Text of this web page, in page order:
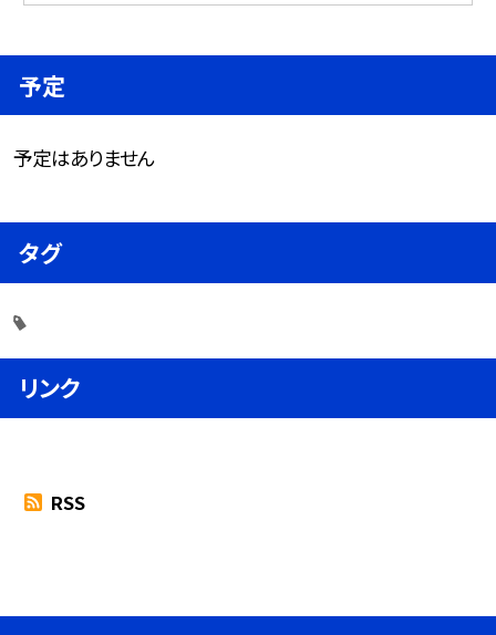
予定
予定はありません
タグ
リンク
RSS